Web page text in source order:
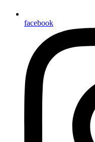
facebook